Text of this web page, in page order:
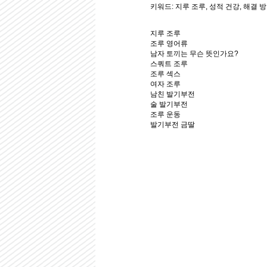
키워드: 지루 조루, 성적 건강, 해결
지루 조루
조루 영어류
남자 토끼는 무슨 뜻인가요?
스쿼트 조루
조루 섹스
여자 조루
남친 발기부전
술 발기부전
조루 운동
발기부전 금딸